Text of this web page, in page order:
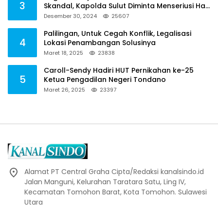
3
Skandal, Kapolda Sulut Diminta Menseriusi Hal
ini
Desember 30, 2024 25607
4
Palilingan, Untuk Cegah Konflik, Legalisasi
Lokasi Penambangan Solusinya
Maret 18, 2025 23838
5
Caroll-Sendy Hadiri HUT Pernikahan ke-25
Ketua Pengadilan Negeri Tondano
Maret 26, 2025 23397
Alamat PT Central Graha Cipta/Redaksi kanalsindo.id
Jalan Manguni, Kelurahan Taratara Satu, Ling IV,
Kecamatan Tomohon Barat, Kota Tomohon. Sulawesi
Utara